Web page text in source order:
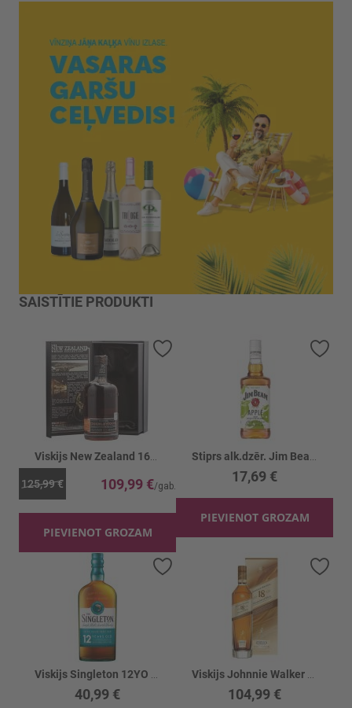
SAISTĪTIE PRODUKTI
125,99 € 109,99 €
PIEVIENOT GROZAM
17,69 €
PIEVIENOT GROZAM
40,99 €
Pievienot vēlmju sarakstam
104,99 €